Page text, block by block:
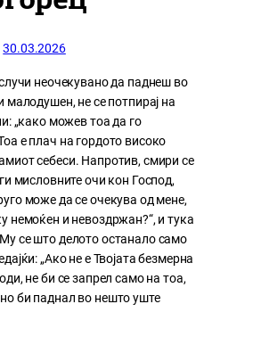
30.03.2026
неочекувано да паднеш во
малодушен, не се потпирај на
„како можев тоа да го
е плач на гордото високо
себеси. Напротив, смири се
мисловните очи кон Господ,
може да се очекува од мене,
немоќен и невоздржан?“, и тука
се што делото останало само
„Ако не е Твојата безмерна
не би се запрел само на тоа,
би паднал во нешто уште